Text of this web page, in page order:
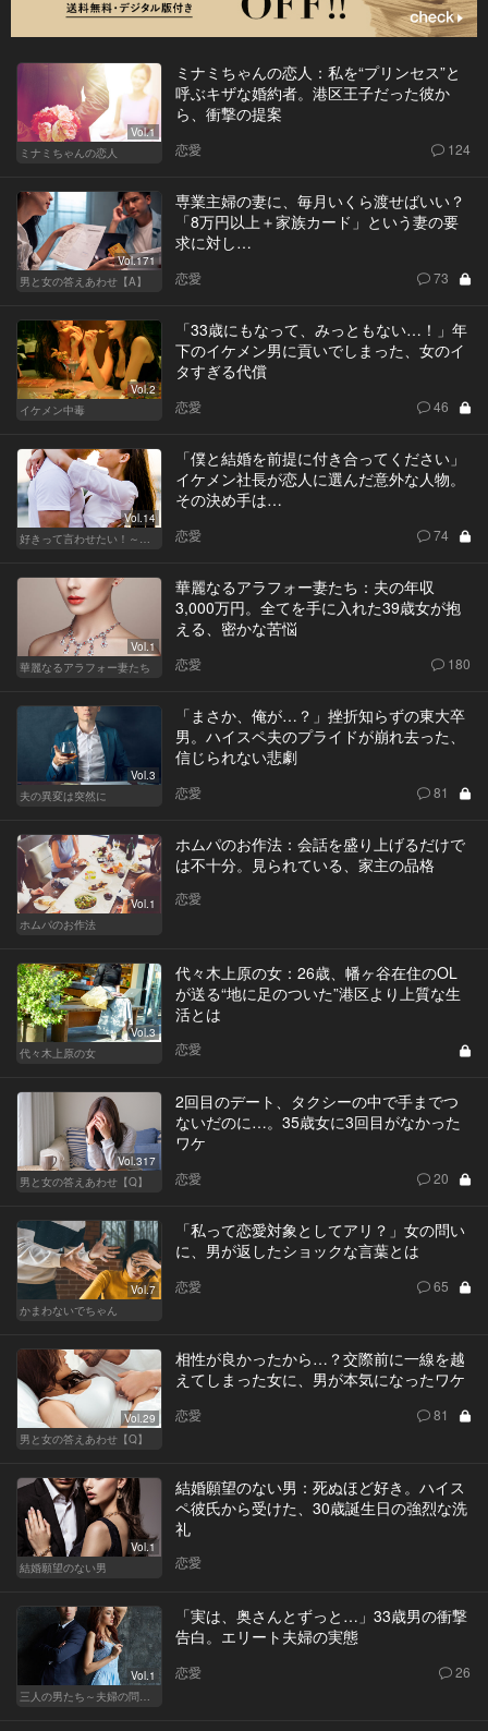
Vol.1
ミナミちゃんの恋人
ミナミちゃんの恋人：私を“プリンセス”と
呼ぶキザな婚約者。港区王子だった彼か
ら、衝撃の提案
恋愛 124
Vol.171
男と女の答えあわせ【A】
専業主婦の妻に、毎月いくら渡せばいい？
「8万円以上＋家族カード」という妻の要
求に対し…
恋愛 73
Vol.2
イケメン中毒
「33歳にもなって、みっともない…！」年
下のイケメン男に貢いでしまった、女のイ
タすぎる代償
恋愛 46
Vol.14
好きって言わせたい！～正反対のふたり～
「僕と結婚を前提に付き合ってください」
イケメン社長が恋人に選んだ意外な人物。
その決め手は…
恋愛 74
Vol.1
華麗なるアラフォー妻たち
華麗なるアラフォー妻たち：夫の年収
3,000万円。全てを手に入れた39歳女が抱
える、密かな苦悩
恋愛 180
Vol.3
夫の異変は突然に
「まさか、俺が…？」挫折知らずの東大卒
男。ハイスペ夫のプライドが崩れ去った、
信じられない悲劇
恋愛 81
Vol.1
ホムパのお作法
ホムパのお作法：会話を盛り上げるだけで
は不十分。見られている、家主の品格
恋愛
Vol.3
代々木上原の女
代々木上原の女：26歳、幡ヶ谷在住のOL
が送る“地に足のついた”港区より上質な生
活とは
恋愛
Vol.317
男と女の答えあわせ【Q】
2回目のデート、タクシーの中で手までつ
ないだのに…。35歳女に3回目がなかった
ワケ
恋愛 20
Vol.7
かまわないでちゃん
「私って恋愛対象としてアリ？」女の問い
に、男が返したショックな言葉とは
恋愛 65
Vol.29
男と女の答えあわせ【Q】
相性が良かったから…？交際前に一線を越
えてしまった女に、男が本気になったワケ
恋愛 81
Vol.1
結婚願望のない男
結婚願望のない男：死ぬほど好き。ハイス
ペ彼氏から受けた、30歳誕生日の強烈な洗
礼
恋愛
Vol.1
「実は、奥さんとずっと…」33歳男の衝撃
告白。エリート夫婦の実態
恋愛 26